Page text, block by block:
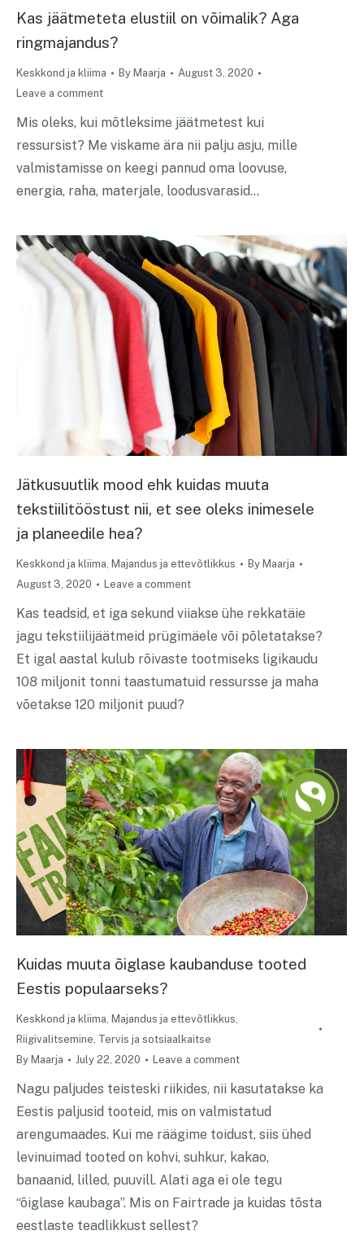
Kas jäätmeteta elustiil on võimalik? Aga
ringmajandus?
Keskkond ja kliima By Maarja
August 3, 2020
Leave a comment
Mis oleks, kui mõtleksime jäätmetest kui
ressursist? Me viskame ära nii palju asju, mille
valmistamisse on keegi pannud oma loovuse,
energia, raha, materjale, loodusvarasid…
Jätkusuutlik mood ehk kuidas muuta
tekstiilitööstust nii, et see oleks inimesele
ja planeedile hea?
Keskkond ja kliima, Majandus ja ettevõtlikkus By Maarja
August 3, 2020
Leave a comment
Kas teadsid, et iga sekund viiakse ühe rekkatäie
jagu tekstiilijäätmeid prügimäele või põletatakse?
Et igal aastal kulub rõivaste tootmiseks ligikaudu
108 miljonit tonni taastumatuid ressursse ja maha
võetakse 120 miljonit puud?
Kuidas muuta õiglase kaubanduse tooted
Eestis populaarseks?
Keskkond ja kliima, Majandus ja ettevõtlikkus,
Riigivalitsemine, Tervis ja sotsiaalkaitse
By Maarja July 22, 2020 Leave a comment
Nagu paljudes teisteski riikides, nii kasutatakse ka
Eestis paljusid tooteid, mis on valmistatud
arengumaades. Kui me räägime toidust, siis ühed
levinuimad tooted on kohvi, suhkur, kakao,
banaanid, lilled, puuvill. Alati aga ei ole tegu
“õiglase kaubaga”. Mis on Fairtrade ja kuidas tõsta
eestlaste teadlikkust sellest?